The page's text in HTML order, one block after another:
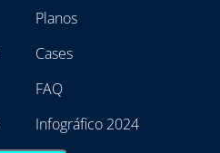
Planos
Cases
FAQ
Infográfico 2024